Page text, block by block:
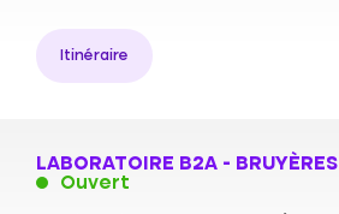
Itinéraire
LABORATOIRE B2A - BRUYÈRES
Ouvert